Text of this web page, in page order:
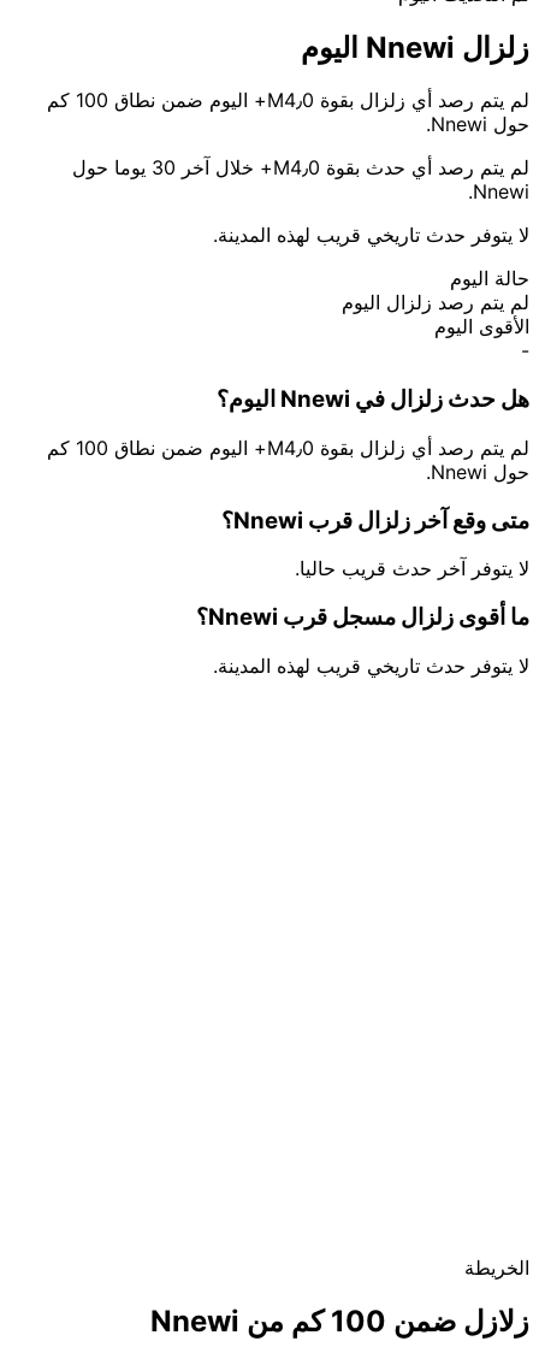
زلزال Nnewi اليوم
لم يتم رصد أي زلزال بقوة M4٫0+ اليوم ضمن نطاق 100 كم
حول Nnewi.
لم يتم رصد أي حدث بقوة M4٫0+ خلال آخر 30 يوما حول
Nnewi.
لا يتوفر حدث تاريخي قريب لهذه المدينة.
حالة اليوم
لم يتم رصد زلزال اليوم
الأقوى اليوم
-
هل حدث زلزال في Nnewi اليوم؟
لم يتم رصد أي زلزال بقوة M4٫0+ اليوم ضمن نطاق 100 كم
حول Nnewi.
متى وقع آخر زلزال قرب Nnewi؟
لا يتوفر آخر حدث قريب حاليا.
ما أقوى زلزال مسجل قرب Nnewi؟
لا يتوفر حدث تاريخي قريب لهذه المدينة.
الخريطة
زلازل ضمن 100 كم من Nnewi